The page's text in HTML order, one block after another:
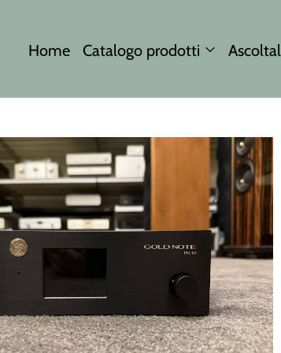
Home Catalogo prodotti